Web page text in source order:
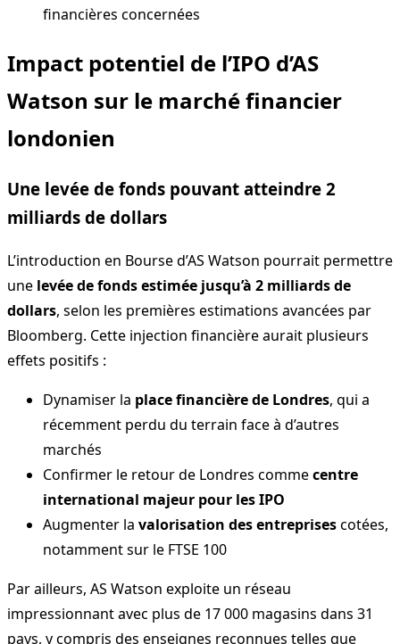
financières concernées
Impact potentiel de l’IPO d’AS
Watson sur le marché financier
londonien
Une levée de fonds pouvant atteindre 2
milliards de dollars
L’introduction en Bourse d’AS Watson pourrait permettre
une levée de fonds estimée jusqu’à 2 milliards de
dollars, selon les premières estimations avancées par
Bloomberg. Cette injection financière aurait plusieurs
effets positifs :
Dynamiser la place financière de Londres, qui a
récemment perdu du terrain face à d’autres
marchés
Confirmer le retour de Londres commecentre
international majeur pour les IPO
Augmenter la valorisation des entreprisescotées,
notamment sur le FTSE 100
Par ailleurs, AS Watson exploite un réseau
impressionnant avec plus de 17 000 magasins dans 31
pays, y compris des enseignes reconnues telles que